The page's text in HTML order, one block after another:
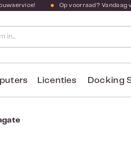
Op voorraad? Vandaag
Licenties Docking